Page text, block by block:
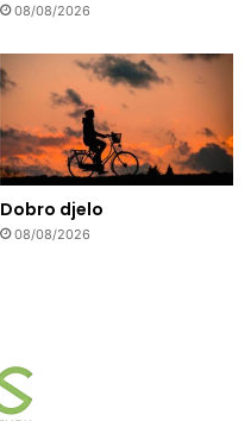
08/08/2026
Dobro djelo
08/08/2026